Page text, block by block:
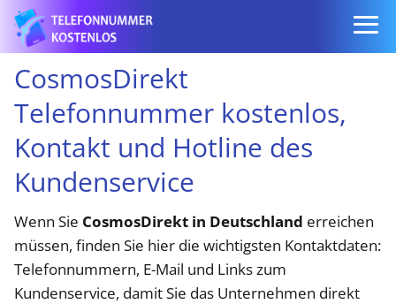
CosmosDirekt
Telefonnummer kostenlos,
Kontakt und Hotline des
Kundenservice
Wenn Sie CosmosDirekt in Deutschland erreichen
müssen, finden Sie hier die wichtigsten Kontaktdaten:
Telefonnummern, E-Mail und Links zum
Kundenservice, damit Sie das Unternehmen direkt